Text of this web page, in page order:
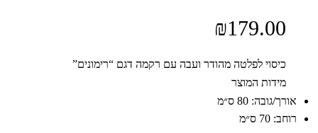
₪179.00
כיסוי לפלטה מהודר ועבה עם רקמה דגם “רימונים”
מידות המוצר
אורך/גובה: 80 ס״מ
רוחב: 70 ס״מ